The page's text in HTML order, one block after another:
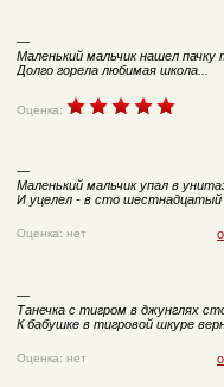
—
Маленький мальчик нашел пачку
Долго горела любимая школа...
Оценка:
—
Маленький мальчик упал в
И уцелел - в сто шестнадцатый
Оценка: нет
—
Танечка с тигром в джунглях
К бабушке в тигровой шкуре
Оценка: нет